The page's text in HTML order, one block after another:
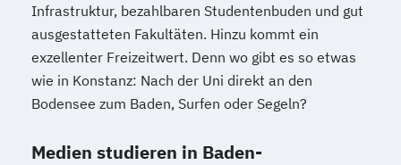
Infrastruktur, bezahlbaren Studentenbuden und gut
ausgestatteten Fakultäten. Hinzu kommt ein
exzellenter Freizeitwert. Denn wo gibt es so etwas
wie in Konstanz: Nach der Uni direkt an den
Bodensee zum Baden, Surfen oder Segeln?
Medien studieren in Baden-